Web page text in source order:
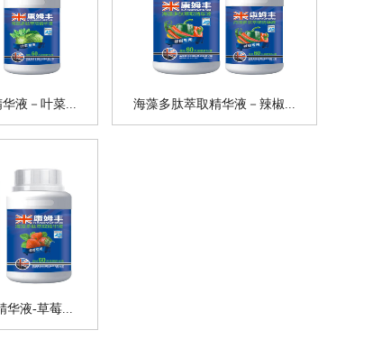
液－叶菜... 海藻多肽萃取精华液－辣椒...
华液-草莓...